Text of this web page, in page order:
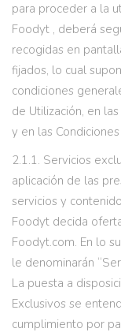
para proceder a la
Foodyt , deberá
recogidas en
fijados, lo cual
condiciones
de Utilización, en
y en las
2.1.1. Servicios
aplicación de las
servicios y
Foodyt decida
Foodyt.com. En lo
le denominarán
La puesta a
Exclusivos se
cumplimiento por